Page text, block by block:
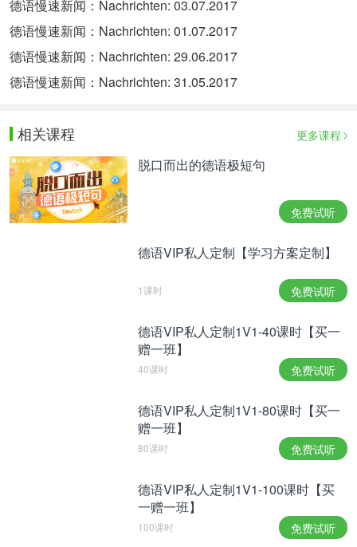
außenpolitischen Fragen.
Hunderte Palästinenser in israelischer Haft
Nach fast sechs Wochen haben hunderte
palästinensische Häftlinge in israelischen
Gefängnissen ihren Hungerstreik beendet. Die
Protestaktion für bessere Haftbedingungen wurde
nach einer Vereinbarung zwischen Vertretern der
Gefangenen und den israelischen Behörden
Gefängnisbehörde bestätigte das Ende der Aktion.
Früherer US-Präsidentenberater Brzezinski
Der Berater des früheren US-Präsidenten Jimmy
Carter, Zbigniew Brzezinski, ist tot. Er starb im Alter
von 89 Jahren in Falls Church im US-Bundesstaat
Virginia, wie seine Tochter mitteilte. Der
polnischstämmige Politologe galt als wichtiger
Experte für die Außenpolitik der USA. Bekannt
德语慢速新闻：Nachrichten: 03.07.2017
德语慢速新闻：Nachrichten: 01.07.2017
德语慢速新闻：Nachrichten: 29.06.2017
德语慢速新闻：Nachrichten: 31.05.2017
相关课程 更多课程
脱口而出的德语极短句
免费试听
德语VIP私人定制【学习方案定制】
1课时 免费试听
德语VIP私人定制1V1-40课时【买一
赠一班】
40课时 免费试听
德语VIP私人定制1V1-80课时【买一
赠一班】
80课时 免费试听
德语VIP私人定制1V1-100课时【买
一赠一班】
100课时 免费试听